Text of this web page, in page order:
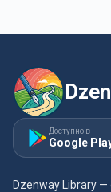
Dzen
Доступно в
Google
Dzenway Library